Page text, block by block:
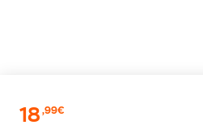
18,99€